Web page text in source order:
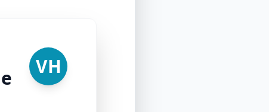
VH